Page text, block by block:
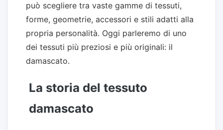
può scegliere tra vaste gamme di tessuti,
forme, geometrie, accessori e stili adatti alla
propria personalità. Oggi parleremo di uno
dei tessuti più preziosi e più originali: il
damascato.
La storia del tessuto
damascato